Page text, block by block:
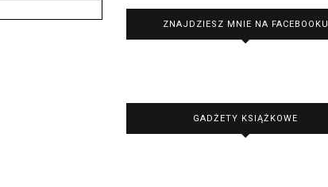
ZNAJDZIESZ MNIE NA FACEBOOKU
GADŻETY KSIĄŻKOWE